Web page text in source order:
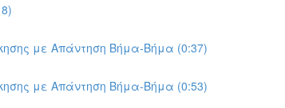
με Απάντηση Βήμα-Βήμα (0:37)
με Απάντηση Βήμα-Βήμα (0:53)